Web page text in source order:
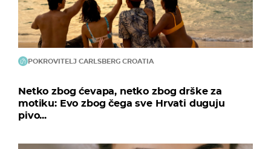
POKROVITELJ CARLSBERG CROATIA
Netko zbog ćevapa, netko zbog drške za
motiku: Evo zbog čega sve Hrvati duguju
pivo...